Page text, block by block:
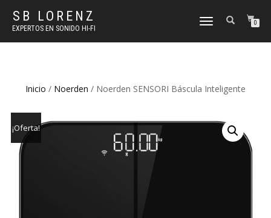
SB LORENZ
EXPERTOS EN SONIDO HI-FI
TOGGLE
0
Inicio / Noerden / Noerden SENSORI Báscula Inteligente
¡Oferta!